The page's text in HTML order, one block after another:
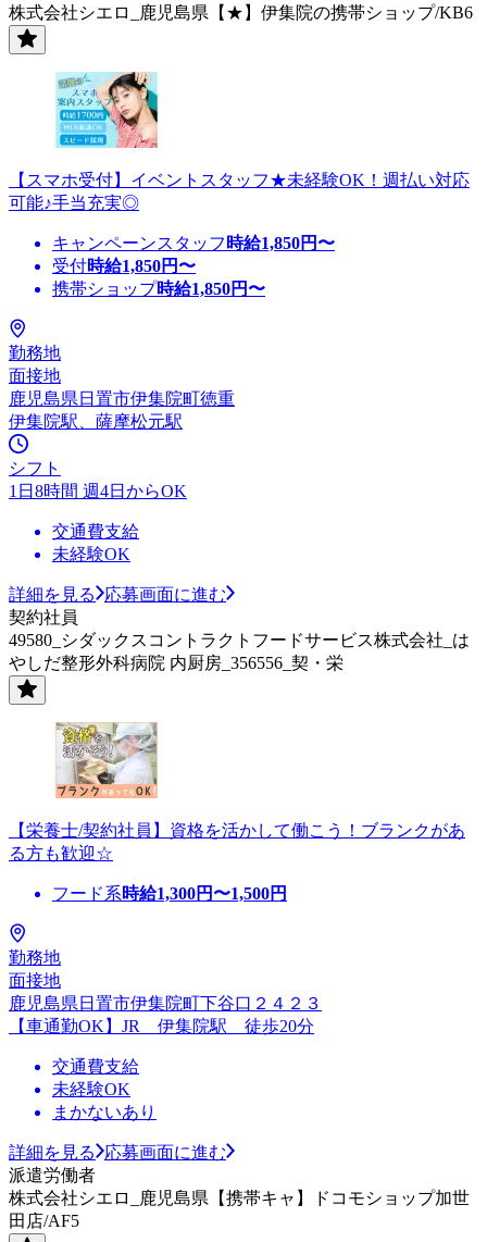
株式会社シエロ_鹿児島県【★】伊集院の携帯ショップ/KB6
【スマホ受付】イベントスタッフ★未経験OK！週払い対応
可能♪手当充実◎
キャンペーンスタッフ 時給1,850円〜
受付時給1,850円〜
携帯ショップ時給1,850円〜
勤務地
面接地
鹿児島県日置市伊集院町徳重
伊集院駅、薩摩松元駅
シフト
1日8時間 週4日からOK
交通費支給
未経験OK
詳細を見る
応募画面に進む
契約社員
49580_シダックスコントラクトフードサービス株式会社_は
やしだ整形外科病院 内厨房_356556_契・栄
【栄養士/契約社員】資格を活かして働こう！ブランクがあ
る方も歓迎☆
フード系時給1,300円〜1,500円
勤務地
面接地
鹿児島県日置市伊集院町下谷口２４２３
【車通勤OK】JR 伊集院駅 徒歩20分
交通費支給
未経験OK
まかないあり
詳細を見る
応募画面に進む
派遣労働者
株式会社シエロ_鹿児島県【携帯キャ】ドコモショップ加世
田店/AF5